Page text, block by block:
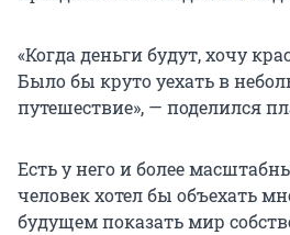
«Когда деньги будут, хочу
Было бы круто уехать в
путешествие», — поделился
Есть у него и более
человек хотел бы объехать
будущем показать мир